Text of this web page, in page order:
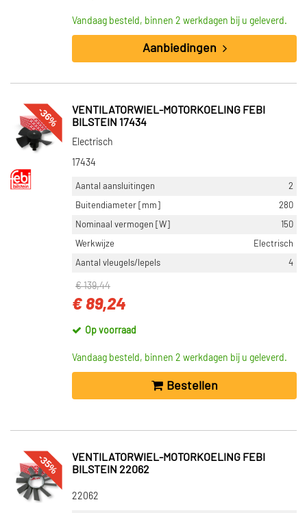
Vandaag besteld, binnen 2 werkdagen bij u geleverd.
Aanbiedingen
-36%
VENTILATORWIEL-MOTORKOELING FEBI
BILSTEIN 17434
Electrisch
17434
Aantal aansluitingen
2
Buitendiameter [mm]
280
Nominaal vermogen [W]
150
Werkwijze
Electrisch
Aantal vleugels/lepels
4
€ 139,44
€ 89,24
Op voorraad
Vandaag besteld, binnen 2 werkdagen bij u geleverd.
Bestellen
-35%
VENTILATORWIEL-MOTORKOELING FEBI
BILSTEIN 22062
22062